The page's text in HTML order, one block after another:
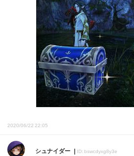
2020/06/22 22:05
シュナイダー ID: bswcdyxg8y3e